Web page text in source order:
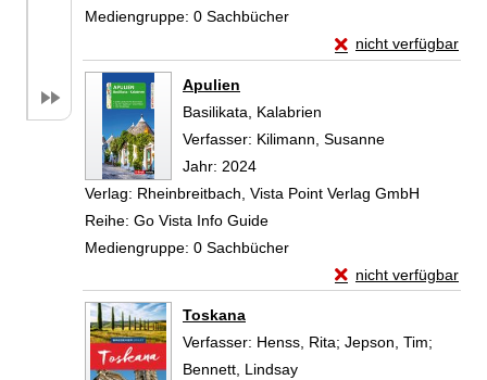
Mediengruppe: 0 Sachbücher
nicht verfügbar
Exemplar-Details
Apulien
Basilikata, Kalabrien
Verfasser: Kilimann, Susanne
Jahr: 2024
Verlag: Rheinbreitbach, Vista Point Verlag GmbH
Reihe: Go Vista Info Guide
Mediengruppe: 0 Sachbücher
nicht verfügbar
Exemplar-Details
Toskana
Verfasser: Henss, Rita; Jepson, Tim;
Bennett, Lindsay